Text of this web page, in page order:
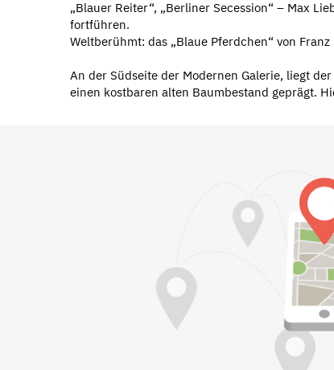
„Blauer Reiter“, „Berliner Secession“ – Max
fortführen.
Weltberühmt: das „Blaue Pferdchen“ von Franz
An der Südseite der Modernen Galerie, liegt
einen kostbaren alten Baumbestand geprägt.